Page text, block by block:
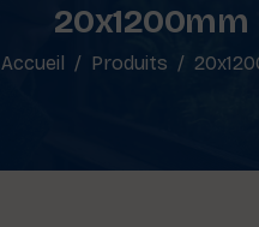
20x1200mm
Accueil Produits